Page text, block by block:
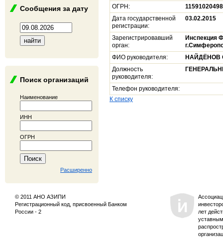
Сообщения за дату
Поиск организаций
Наименование
ИНН
ОГРН
Расширенно
ОГРН:
Дата государственной
регистрации:
03.02.2015
Зарегистрировавший
орган:
Инспекция
ФИО руководителя:
НАЙДЁНОВ
Должность
руководителя:
Телефон руководителя:
К списку
© 2011 АНО АЗИПИ
Регистрационный код, присвоенный Банком
России - 2
лет